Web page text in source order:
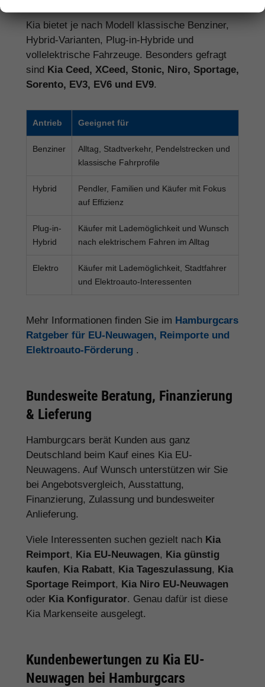
Kia bietet je nach Modell klassische Benziner,
Hybrid-Varianten, Plug-in-Hybride und
vollelektrische Fahrzeuge. Besonders gefragt
sind Kia Ceed, XCeed, Stonic, Niro, Sportage,
Sorento, EV3, EV6 und EV9.
Antrieb Geeignet für
Benziner
Alltag, Stadtverkehr, Pendelstrecken und
klassische Fahrprofile
Hybrid
Pendler, Familien und Käufer mit Fokus
auf Effizienz
Plug-in-
Hybrid
Käufer mit Lademöglichkeit und Wunsch
nach elektrischem Fahren im Alltag
Elektro
Käufer mit Lademöglichkeit, Stadtfahrer
und Elektroauto-Interessenten
Mehr Informationen finden Sie im Hamburgcars
Ratgeber für EU-Neuwagen, Reimporte und
Elektroauto-Förderung .
Bundesweite Beratung, Finanzierung
& Lieferung
Hamburgcars berät Kunden aus ganz
Deutschland beim Kauf eines Kia EU-
Neuwagens. Auf Wunsch unterstützen wir Sie
bei Angebotsvergleich, Ausstattung,
Finanzierung, Zulassung und bundesweiter
Anlieferung.
Viele Interessenten suchen gezielt nach Kia
Reimport, Kia EU-Neuwagen, Kia günstig
kaufen, Kia Rabatt, Kia Tageszulassung, Kia
Sportage Reimport, Kia Niro EU-Neuwagen
oder Kia Konfigurator. Genau dafür ist diese
Kia Markenseite ausgelegt.
Kundenbewertungen zu Kia EU-
Neuwagen bei Hamburgcars